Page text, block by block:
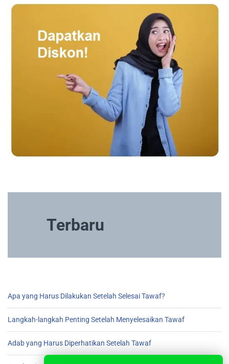
Terbaru
Apa yang Harus Dilakukan Setelah Selesai Tawaf?
Langkah-langkah Penting Setelah Menyelesaikan Tawaf
Adab yang Harus Diperhatikan Setelah Tawaf